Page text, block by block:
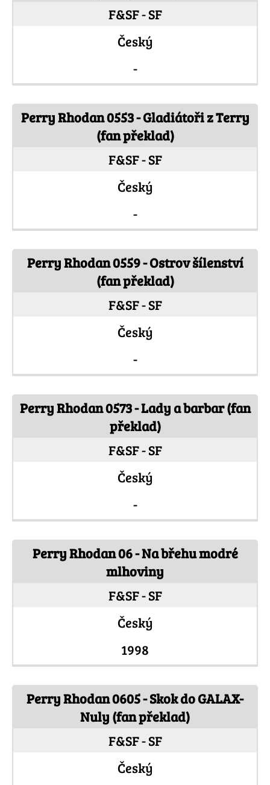
F&SF - SF
Český
-
Perry Rhodan 0553 - Gladiátoři z Terry
(fan překlad)
F&SF - SF
Český
-
Perry Rhodan 0559 - Ostrov šílenství
(fan překlad)
F&SF - SF
Český
-
Perry Rhodan 0573 - Lady a barbar (fan
překlad)
F&SF - SF
Český
-
Perry Rhodan 06 - Na břehu modré
mlhoviny
F&SF - SF
Český
1998
Perry Rhodan 0605 - Skok do GALAX-
Nuly (fan překlad)
F&SF - SF
Český